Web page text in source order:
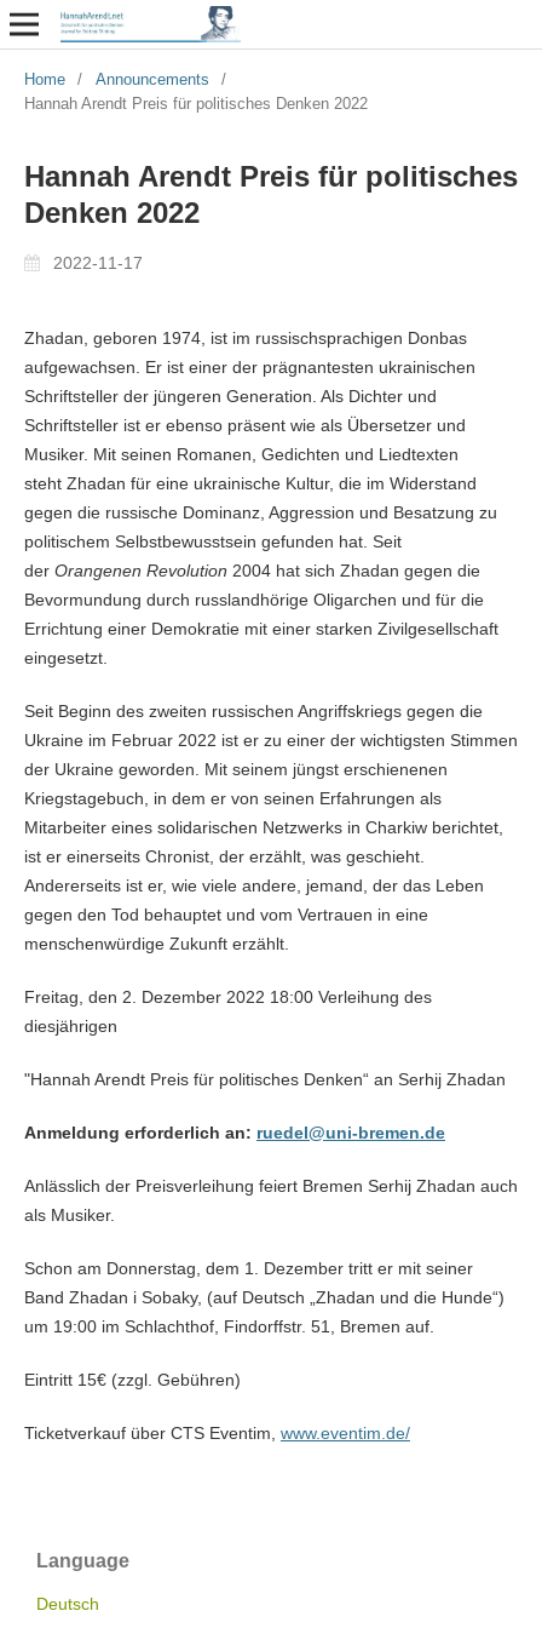
Home / Announcements
/
Hannah Arendt Preis für politisches Denken 2022
Hannah Arendt Preis für politisches
Denken 2022
2022-11-17
Zhadan, geboren 1974, ist im russischsprachigen Donbas
aufgewachsen. Er ist einer der prägnantesten ukrainischen
Schriftsteller der jüngeren Generation. Als Dichter und
Schriftsteller ist er ebenso präsent wie als Übersetzer und
Musiker. Mit seinen Romanen, Gedichten und Liedtexten
steht Zhadan für eine ukrainische Kultur, die im Widerstand
gegen die russische Dominanz, Aggression und Besatzung zu
politischem Selbstbewusstsein gefunden hat. Seit
der Orangenen Revolution 2004 hat sich Zhadan gegen die
Bevormundung durch russlandhörige Oligarchen und für die
Errichtung einer Demokratie mit einer starken Zivilgesellschaft
eingesetzt.
Seit Beginn des zweiten russischen Angriffskriegs gegen die
Ukraine im Februar 2022 ist er zu einer der wichtigsten Stimmen
der Ukraine geworden. Mit seinem jüngst erschienenen
Kriegstagebuch, in dem er von seinen Erfahrungen als
Mitarbeiter eines solidarischen Netzwerks in Charkiw berichtet,
ist er einerseits Chronist, der erzählt, was geschieht.
Andererseits ist er, wie viele andere, jemand, der das Leben
gegen den Tod behauptet und vom Vertrauen in eine
menschenwürdige Zukunft erzählt.
Freitag, den 2. Dezember 2022 18:00 Verleihung des
diesjährigen
"Hannah Arendt Preis für politisches Denken“ an Serhij Zhadan
Anmeldung erforderlich an: ruedel@uni-bremen.de
Anlässlich der Preisverleihung feiert Bremen Serhij Zhadan auch
als Musiker.
Schon am Donnerstag, dem 1. Dezember tritt er mit seiner
Band Zhadan i Sobaky, (auf Deutsch „Zhadan und die Hunde“)
um 19:00 im Schlachthof, Findorffstr. 51, Bremen auf.
Eintritt 15€ (zzgl. Gebühren)
Ticketverkauf über CTS Eventim, www.eventim.de/
Language
Deutsch